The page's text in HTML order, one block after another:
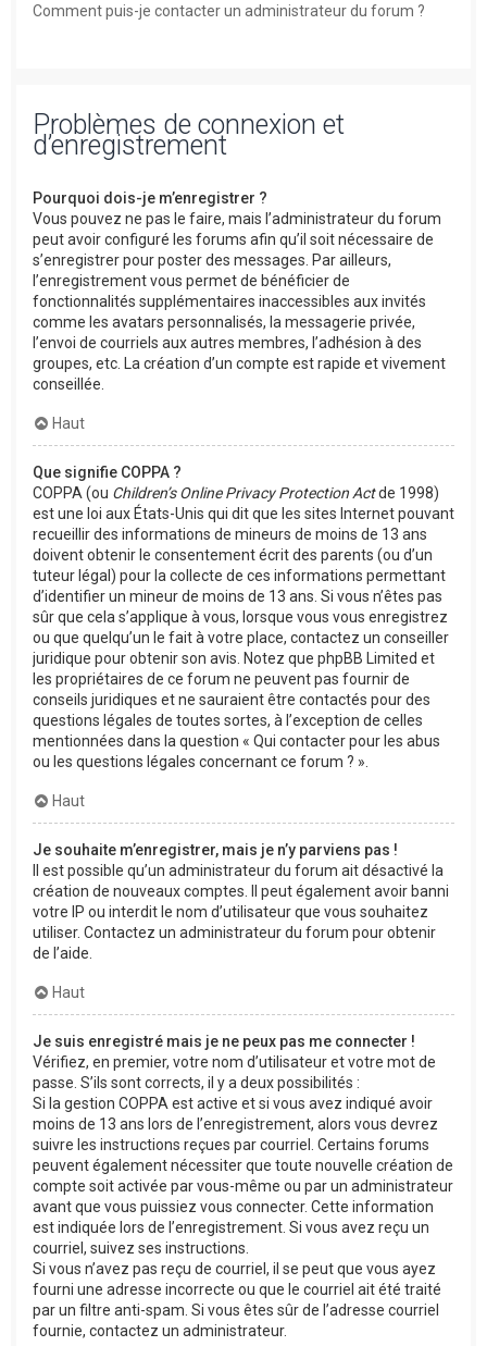
Comment puis-je contacter un administrateur du forum ?
Problèmes de connexion et
d’enregistrement
Pourquoi dois-je m’enregistrer ?
Vous pouvez ne pas le faire, mais l’administrateur du forum
peut avoir configuré les forums afin qu’il soit nécessaire de
s’enregistrer pour poster des messages. Par ailleurs,
l’enregistrement vous permet de bénéficier de
fonctionnalités supplémentaires inaccessibles aux invités
comme les avatars personnalisés, la messagerie privée,
l’envoi de courriels aux autres membres, l’adhésion à des
groupes, etc. La création d’un compte est rapide et vivement
conseillée.
Haut
Que signifie COPPA ?
COPPA (ou Children’s Online Privacy Protection Actde 1998)
est une loi aux États-Unis qui dit que les sites Internet pouvant
recueillir des informations de mineurs de moins de 13 ans
doivent obtenir le consentement écrit des parents (ou d’un
tuteur légal) pour la collecte de ces informations permettant
d’identifier un mineur de moins de 13 ans. Si vous n’êtes pas
sûr que cela s’applique à vous, lorsque vous vous enregistrez
ou que quelqu’un le fait à votre place, contactez un conseiller
juridique pour obtenir son avis. Notez que phpBB Limited et
les propriétaires de ce forum ne peuvent pas fournir de
conseils juridiques et ne sauraient être contactés pour des
questions légales de toutes sortes, à l’exception de celles
mentionnées dans la question « Qui contacter pour les abus
ou les questions légales concernant ce forum ? ».
Haut
Je souhaite m’enregistrer, mais je n’y parviens pas !
Il est possible qu’un administrateur du forum ait désactivé la
création de nouveaux comptes. Il peut également avoir banni
votre IP ou interdit le nom d’utilisateur que vous souhaitez
utiliser. Contactez un administrateur du forum pour obtenir
de l’aide.
Haut
Je suis enregistré mais je ne peux pas me connecter !
Vérifiez, en premier, votre nom d’utilisateur et votre mot de
passe. S’ils sont corrects, il y a deux possibilités :
Si la gestion COPPA est active et si vous avez indiqué avoir
moins de 13 ans lors de l’enregistrement, alors vous devrez
suivre les instructions reçues par courriel. Certains forums
peuvent également nécessiter que toute nouvelle création de
compte soit activée par vous-même ou par un administrateur
avant que vous puissiez vous connecter. Cette information
est indiquée lors de l’enregistrement. Si vous avez reçu un
courriel, suivez ses instructions.
Si vous n’avez pas reçu de courriel, il se peut que vous ayez
fourni une adresse incorrecte ou que le courriel ait été traité
par un filtre anti-spam. Si vous êtes sûr de l’adresse courriel
fournie, contactez un administrateur.